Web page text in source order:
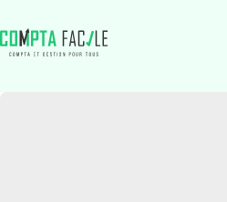
to
contenu